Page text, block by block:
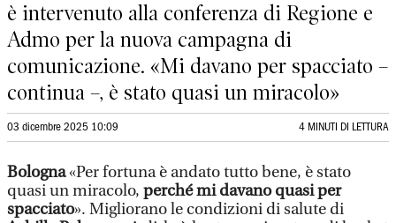
è intervenuto alla conferenza di Regione e
Admo per la nuova campagna di
comunicazione. «Mi davano per spacciato –
continua –, è stato quasi un miracolo»
03 dicembre 2025 10:09 4 MINUTI DI LETTURA
Bologna«Per fortuna è andato tutto bene, è stato
quasi un miracolo, perché mi davano quasi per
spacciato». Migliorano le condizioni di salute di